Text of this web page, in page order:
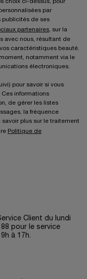
choix ci-dessus, pour
par
de ses
partenaires, sur la
avec nous, résultant de
caractéristiques beauté.
notamment via le
électroniques.
pour savoir si vous
Ces informations
de gérer les listes
la fréquence
plus sur le traitement
Politique de
Client du lundi
pour le service
à 17h.